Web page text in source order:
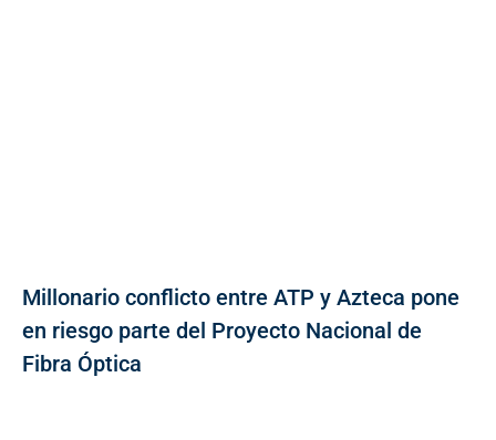
Millonario conflicto entre ATP y Azteca pone
en riesgo parte del Proyecto Nacional de
Fibra Óptica